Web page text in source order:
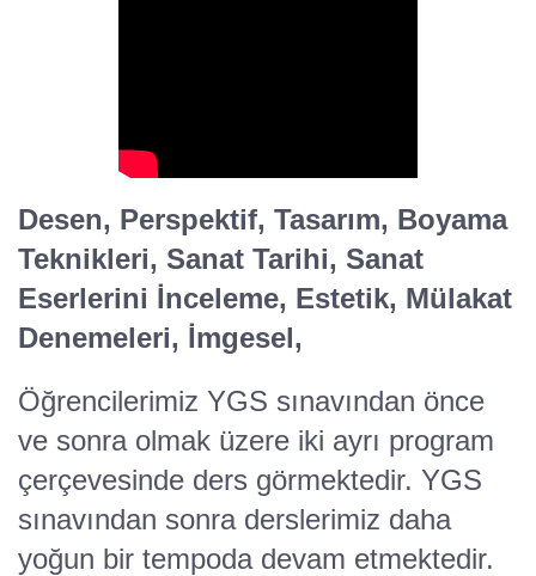
Desen, Perspektif, Tasarım, Boyama
Teknikleri, Sanat Tarihi, Sanat
Eserlerini İnceleme, Estetik, Mülakat
Denemeleri, İmgesel,
Öğrencilerimiz YGS sınavından önce
ve sonra olmak üzere iki ayrı program
çerçevesinde ders görmektedir. YGS
sınavından sonra derslerimiz daha
yoğun bir tempoda devam etmektedir.